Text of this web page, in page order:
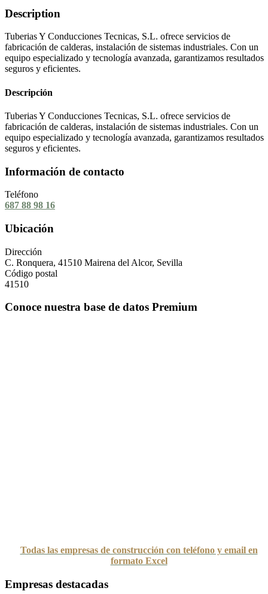
Description
Tuberias Y Conducciones Tecnicas, S.L. ofrece servicios de
fabricación de calderas, instalación de sistemas industriales. Con un
equipo especializado y tecnología avanzada, garantizamos resultados
seguros y eficientes.
Descripción
Tuberias Y Conducciones Tecnicas, S.L. ofrece servicios de
fabricación de calderas, instalación de sistemas industriales. Con un
equipo especializado y tecnología avanzada, garantizamos resultados
seguros y eficientes.
Información de contacto
Teléfono
687 88 98 16
Ubicación
Dirección
C. Ronquera, 41510 Mairena del Alcor, Sevilla
Código postal
41510
Conoce nuestra base de datos Premium
Todas las empresas de construcción con teléfono y email en
formato Excel
Empresas destacadas